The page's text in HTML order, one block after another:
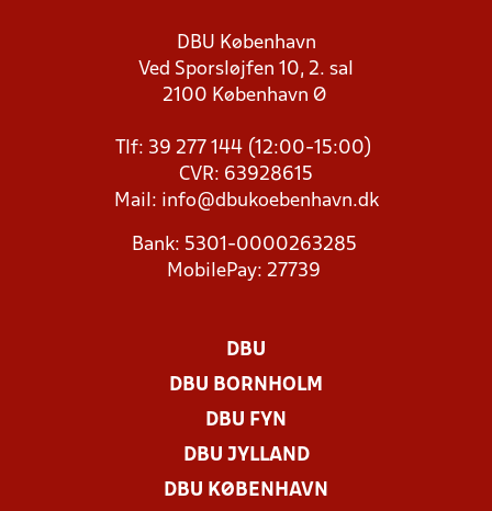
DBU København
Ved Sporsløjfen 10, 2. sal
2100 København Ø
Tlf: 39 277 144 (12:00-15:00)
CVR: 63928615
Mail: info@dbukoebenhavn.dk
Bank: 5301-0000263285
MobilePay: 27739
DBU
DBU BORNHOLM
DBU FYN
DBU JYLLAND
DBU KØBENHAVN